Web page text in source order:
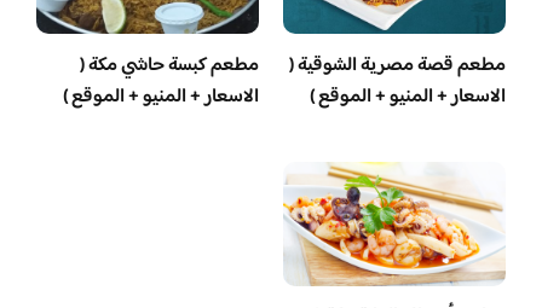
مطعم قصة مصرية الشوقية (
الاسعار + المنيو + الموقع )
مطعم كبسة حاشي مكة (
الاسعار + المنيو + الموقع )